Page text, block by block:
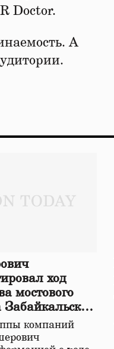
Doctor.
А
ход
мостового
компаний